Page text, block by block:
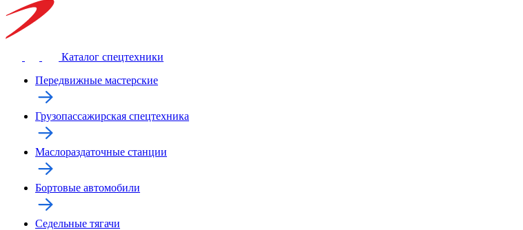
Каталог спецтехники
Передвижные мастерские
Грузопассажирская спецтехника
Маслораздаточные станции
Бортовые автомобили
Седельные тягачи